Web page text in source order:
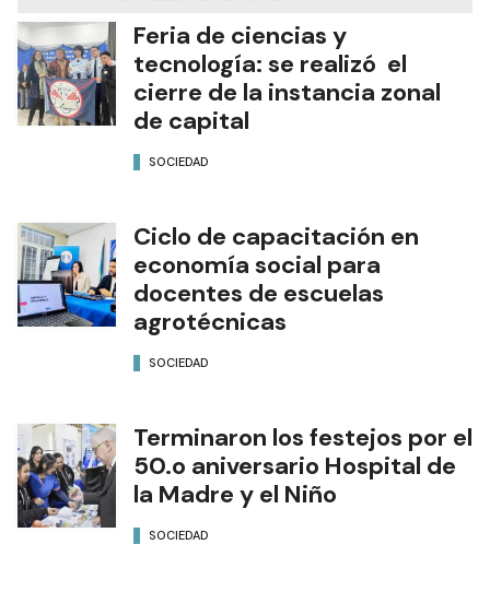
Feria de ciencias y
tecnología: se realizó el
cierre de la instancia zonal
de capital
SOCIEDAD
Ciclo de capacitación en
economía social para
docentes de escuelas
agrotécnicas
SOCIEDAD
Terminaron los festejos por el
50.o aniversario Hospital de
la Madre y el Niño
SOCIEDAD